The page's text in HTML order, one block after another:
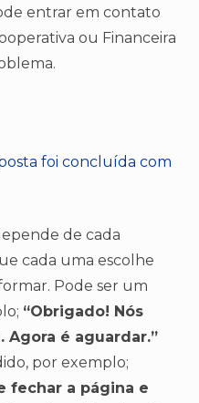
entrar em contato
ou Financeira
foi concluída com
de cada
cada uma escolhe
Pode ser um
“Obrigado! Nós
Agora é aguardar.”
por exemplo;
fechar a página e